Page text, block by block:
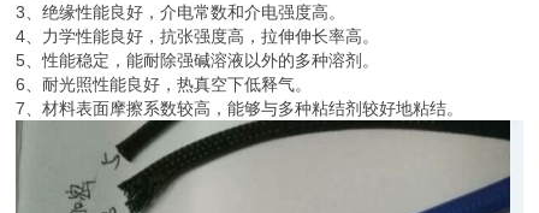
3、绝缘性能良好，介电常数和介电强度高。
4、力学性能良好，抗张强度高，拉伸伸长率高。
5、性能稳定，能耐除强碱溶液以外的多种溶剂。
6、耐光照性能良好，热真空下低释气。
7、材料表面摩擦系数较高，能够与多种粘结剂较好地粘结。